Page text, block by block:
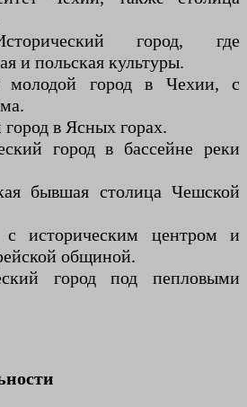
город, где
и польская культуры.
город в Чехии, с
в Ясных горах.
город в бассейне реки
бывшая столица Чешской
историческим центром и
общиной.
город под пепловыми